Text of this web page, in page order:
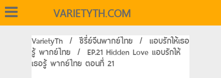
VARIETYTH.COM
VarietyTh / ซีรี่ย์จีนพากย์ไทย / แอบรักให้เธอ
รู้ พากย์ไทย / EP.21 Hidden Love แอบรักให้
เธอรู้ พากย์ไทย ตอนที่ 21